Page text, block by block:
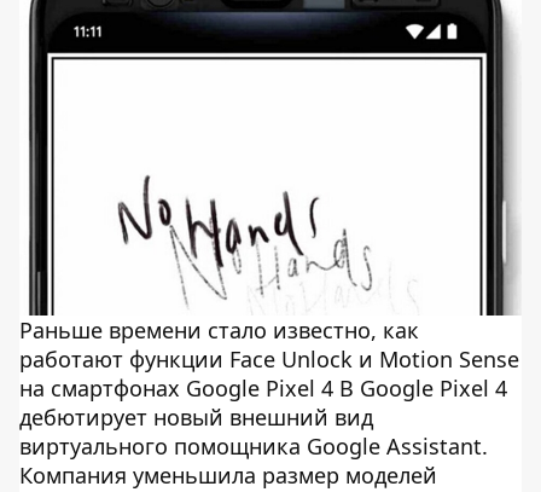
Раньше времени стало известно, как
работают функции Face Unlock и Motion Sense
на смартфонах Google Pixel 4 В Google Pixel 4
дебютирует новый внешний вид
виртуального помощника Google Assistant.
Компания уменьшила размер моделей